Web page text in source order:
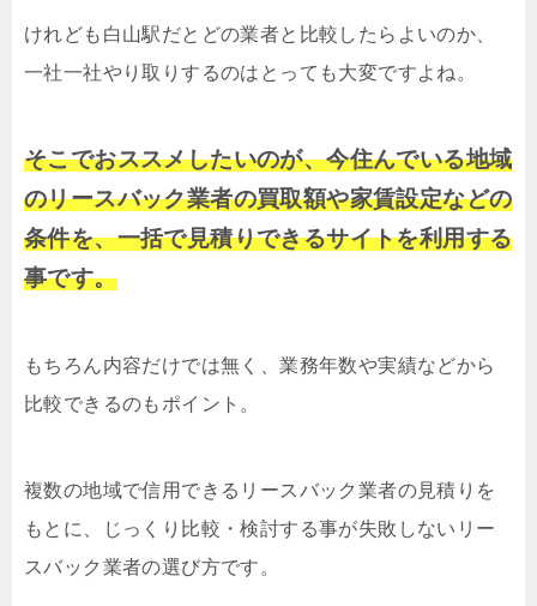
けれども白山駅だとどの業者と比較したらよいのか、
一社一社やり取りするのはとっても大変ですよね。
そこでおススメしたいのが、今住んでいる地域
のリースバック業者の買取額や家賃設定などの
条件を、一括で見積りできるサイトを利用する
事です。
もちろん内容だけでは無く、業務年数や実績などから
比較できるのもポイント。
複数の地域で信用できるリースバック業者の見積りを
もとに、じっくり比較・検討する事が失敗しないリー
スバック業者の選び方です。